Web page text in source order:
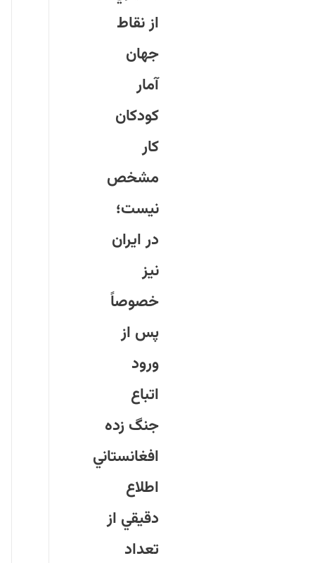
از نقاط
جهان
آمار
كودكان
كار
مشخص
نيست؛
در ايران
نيز
خصوصاً
پس از
ورود
اتباع
جنگ زده
افغانستاني
اطلاع
دقيقي از
تعداد